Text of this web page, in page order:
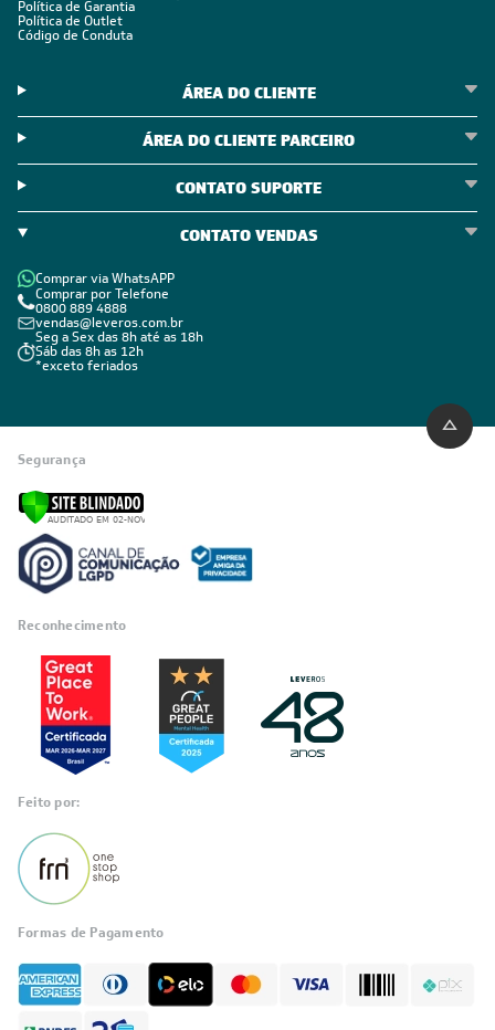
Política de Garantia
Política de Outlet
Código de Conduta
ÁREA DO CLIENTE
ÁREA DO CLIENTE PARCEIRO
CONTATO SUPORTE
CONTATO VENDAS
Comprar via WhatsAPP
Comprar por Telefone
0800 889 4888
vendas@leveros.com.br
Seg a Sex das 8h até as 18h
Sáb das 8h as 12h
*exceto feriados
Segurança
Reconhecimento
Feito por:
Formas de Pagamento
Fale com a LIA